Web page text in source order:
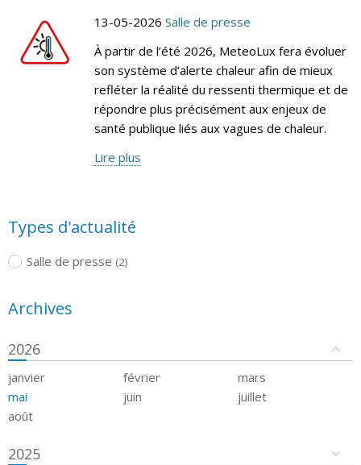
13-05-2026 Salle de presse
À partir de l’été 2026, MeteoLux fera évoluer
son système d’alerte chaleur afin de mieux
refléter la réalité du ressenti thermique et de
répondre plus précisément aux enjeux de
santé publique liés aux vagues de chaleur.
Lire plus
Types d'actualité
Salle de presse (2)
Archives
2026
janvier février
mars
mai
juin
juillet
août
2025